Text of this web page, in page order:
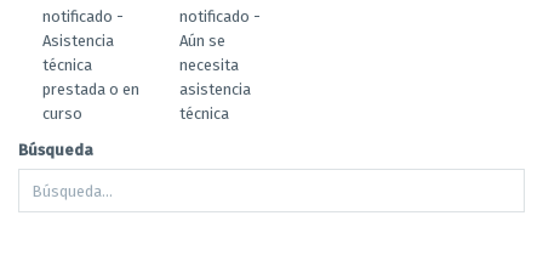
notificado -
Asistencia
técnica
prestada o en
curso
notificado -
Aún se
necesita
asistencia
técnica
Búsqueda